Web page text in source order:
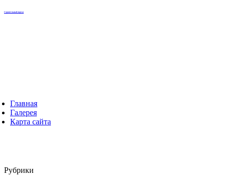
Строительный портал
Главная
Галерея
Карта сайта
Рубрики